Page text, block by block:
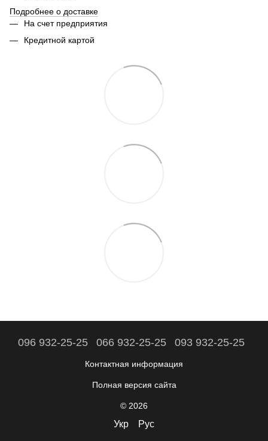
Подробнее о доставке
На счет предприятия
Кредитной картой
096 932-25-25 066 932-25-25 093 932-25-25
Контактная информация
Полная версия сайта
© 2026
Укр Рус